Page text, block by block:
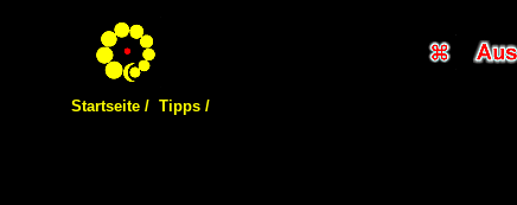
Startseite / Tipps /